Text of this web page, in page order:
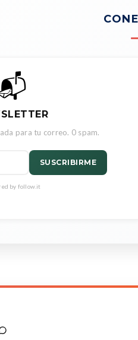
para tu correo. 0 spam.
SUSCRIBIRME
by follow.it